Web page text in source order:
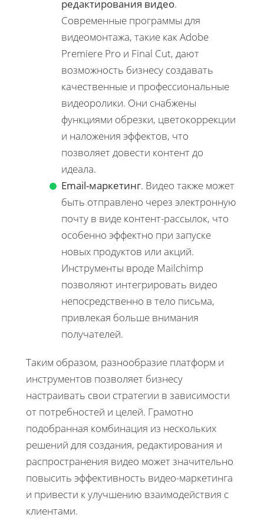
редактирования видео.
Современные программы для
видеомонтажа, такие как Adobe
Premiere Pro и Final Cut, дают
возможность бизнесу создавать
качественные и профессиональные
видеоролики. Они снабжены
функциями обрезки, цветокоррекции
и наложения эффектов, что
позволяет довести контент до
идеала.
Email-маркетинг. Видео также может
быть отправлено через электронную
почту в виде контент-рассылок, что
особенно эффектно при запуске
новых продуктов или акций.
Инструменты вроде Mailchimp
позволяют интегрировать видео
непосредственно в тело письма,
привлекая больше внимания
получателей.
Таким образом, разнообразие платформ и
инструментов позволяет бизнесу
настраивать свои стратегии в зависимости
от потребностей и целей. Грамотно
подобранная комбинация из нескольких
решений для создания, редактирования и
распространения видео может значительно
повысить эффективность видео-маркетинга
и привести к улучшению взаимодействия с
клиентами.